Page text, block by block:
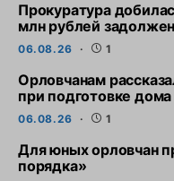
Прокуратура
млн рублей
06.08.26 1
Орловчанам
при подготовке
06.08.26 1
Для юных орловчан
порядка»